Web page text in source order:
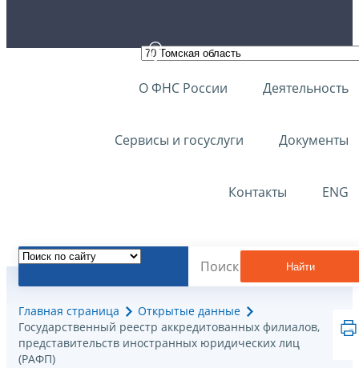
О ФНС России Деятельность
Сервисы и госуслуги Документы
Контакты ENG
Найти
Главная страница
Открытые данные
Государственный реестр аккредитованных филиалов,
представительств иностранных юридических лиц
(РАФП)